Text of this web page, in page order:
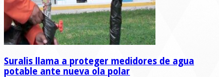
Suralis llama a proteger medidores de agua
potable ante nueva ola polar